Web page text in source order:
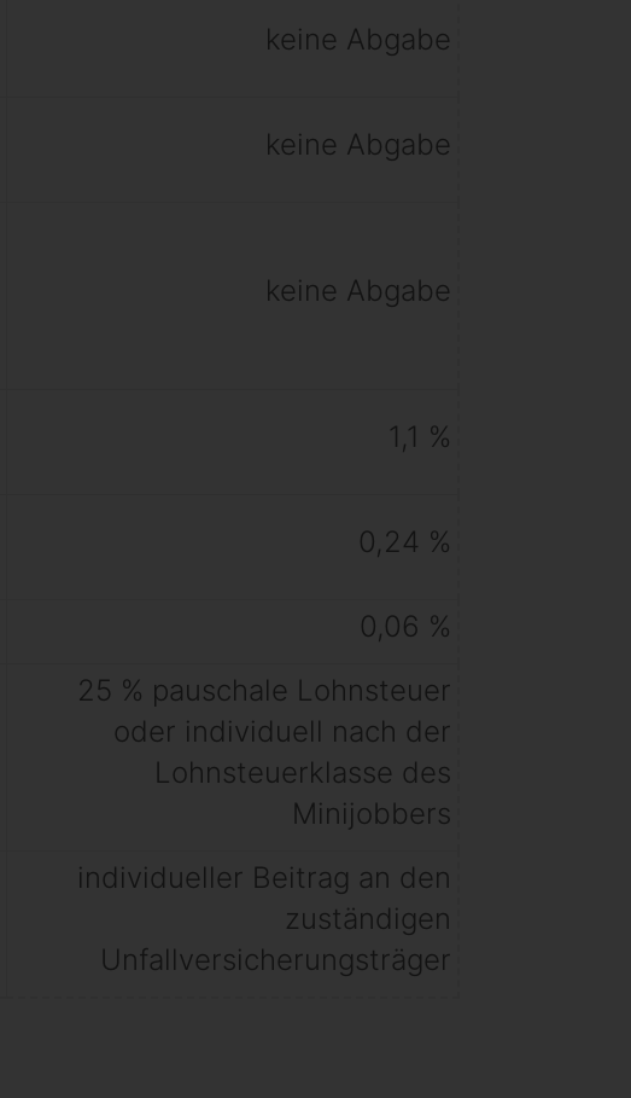
keine Abgabe
keine Abgabe
keine Abgabe
1,1 %
0,24 %
0,06 %
25 % pauschale Lohnsteuer
oder individuell nach der
Lohnsteuerklasse des
Minijobbers
individueller Beitrag an den
zuständigen
Unfallversicherungsträger